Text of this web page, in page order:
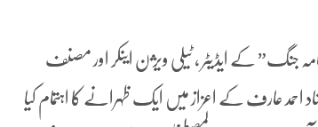
جنگ” کے ایڈیٹر ، ٹیلی ویژن اینکر اور مصنف
کار سید ارشاد احمد عارف کے اعزاز میں ایک ظہرانے کا اہتمام کیا